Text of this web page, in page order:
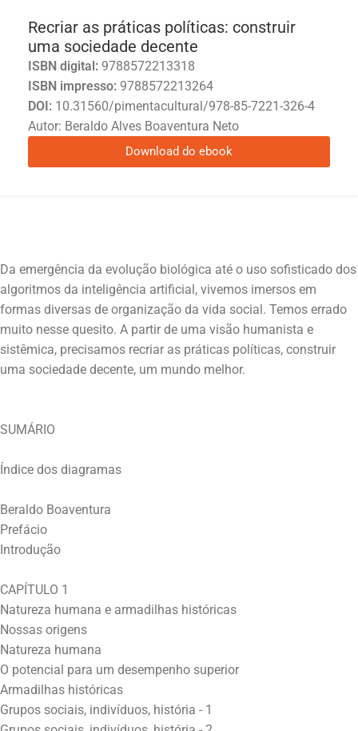
Recriar as práticas políticas: construir
uma sociedade decente
ISBN digital: 9788572213318
ISBN impresso: 9788572213264
DOI: 10.31560/pimentacultural/978-85-7221-326-4
Autor: Beraldo Alves Boaventura Neto
Download do ebook
Da emergência da evolução biológica até o uso sofisticado dos
algoritmos da inteligência artificial, vivemos imersos em
formas diversas de organização da vida social. Temos errado
muito nesse quesito. A partir de uma visão humanista e
sistêmica, precisamos recriar as práticas políticas, construir
SUMÁRIO
Índice dos diagramas
Beraldo Boaventura
Prefácio
Introdução
CAPÍTULO 1
Natureza humana e armadilhas históricas
Nossas origens
Natureza humana
O potencial para um desempenho superior
Armadilhas históricas
Grupos sociais, indivíduos, história - 1